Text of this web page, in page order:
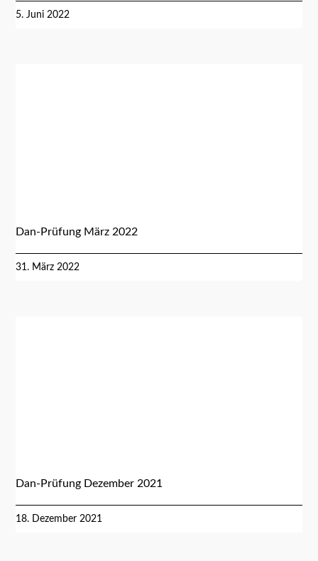
5. Juni 2022
Dan-Prüfung März 2022
31. März 2022
Dan-Prüfung Dezember 2021
18. Dezember 2021